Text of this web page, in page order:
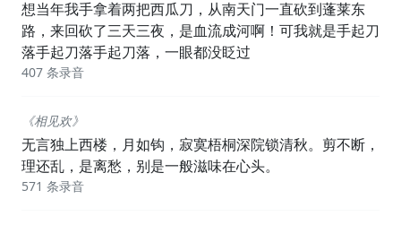
想当年我手拿着两把西瓜刀，从南天门一直砍到蓬莱东
路，来回砍了三天三夜，是血流成河啊！可我就是手起刀
落手起刀落手起刀落，一眼都没眨过
407 条录音
《相见欢》
无言独上西楼，月如钩，寂寞梧桐深院锁清秋。剪不断，
理还乱，是离愁，别是一般滋味在心头。
571 条录音